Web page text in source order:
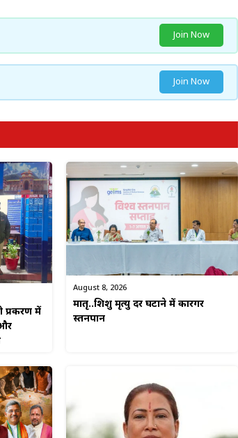
Join Now
Join Now
प्रकरण में
August 8, 2026
मातृ..शिशु मृत्यु दर घटाने में कारगर
स्तनपान